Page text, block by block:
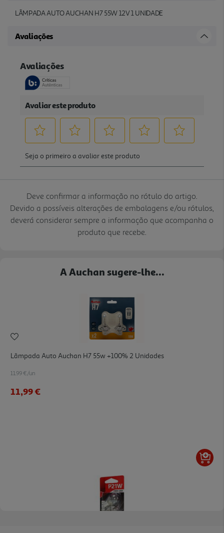
LÂMPADA AUTO AUCHAN H7 55W 12V 1 UNIDADE
Avaliações
Deve confirmar a informação no rótulo do artigo.
Devido a possíveis alterações de embalagens e/ou rótulos,
deverá considerar sempre a informação que acompanha o
produto que recebe.
A Auchan sugere-lhe...
Lâmpada Auto Auchan H7 55w +100% 2 Unidades
11.99 €/un
11,99 €